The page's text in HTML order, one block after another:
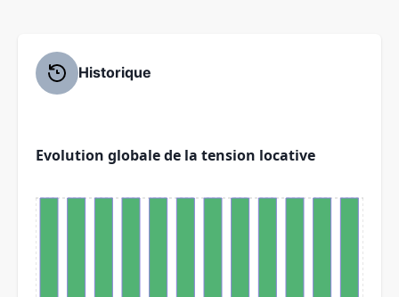
Historique
Evolution globale de la tension locative